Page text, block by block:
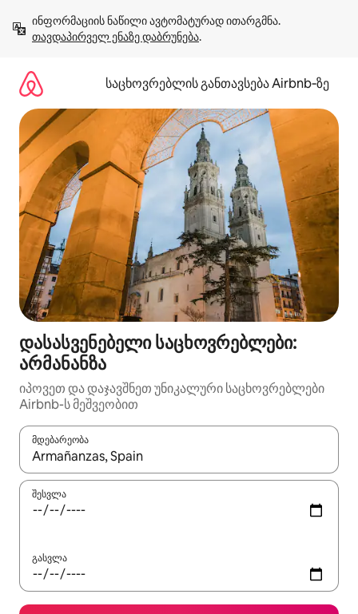
გადასვლა
თავდაპირველ ენაზე დაბრუნება.
საცხოვრებლის განთავსება Airbnb‑ზე
დასასვენებელი საცხოვრებლები:
არმანანზა
იპოვეთ და დაჯავშნეთ უნიკალური საცხოვრებლები
Airbnb-ს მეშვეობით
მდებარეობა
როცა შედეგები ხელმისაწვდომი გახდება, ნავიგაციისთვის
შესვლა
გასვლა